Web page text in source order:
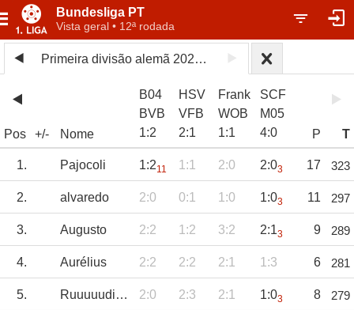
Bundesliga PT
Vista geral • 12ª rodada
Primeira divisão alemã 2025/26
Pos +/- Nome
B04
BVB
1:2
HSV
VFB
2:1
Frank
WOB
1:1
SCF
M05
4:0 P T
1. Pajocoli 1:211 1:1 2:0 2:03 17 323
2. alvaredo 2:0 0:1 1:0 1:03 11 297
3. Augusto 2:2 1:2 3:2 2:13 9 289
4. Aurélius 2:2 2:2 2:1 1:3 6 281
5. RuuuuudiVöller 2:0 2:3 2:1 1:03 8 279